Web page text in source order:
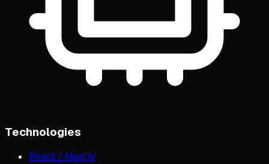
Technologies
React / Next.js